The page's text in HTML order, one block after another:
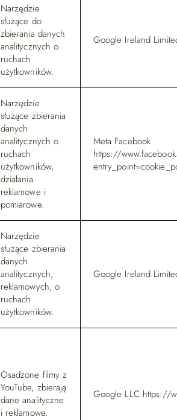
Narzędzie
służące do
zbierania danych
analitycznych o
ruchach
użytkowników.
Google Ireland
Narzędzie
służące zbierania
danych
analitycznych o
ruchach
użytkowników,
działania
reklamowe i
pomiarowe.
Meta Facebook
https://
Narzędzie
służące zbierania
danych
analitycznych,
reklamowych, o
ruchach
użytkowników.
Google Ireland
Osadzone filmy z
YouTube, zbierają
dane analityczne
i reklamowe.
Google LLC https://